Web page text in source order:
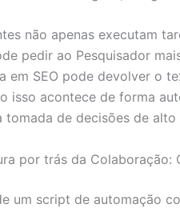
não apenas executam
pedir ao Pesquisador
em SEO pode devolver o
isso acontece de forma
tomada de decisões de alto
por trás da Colaboração:
um script de automação